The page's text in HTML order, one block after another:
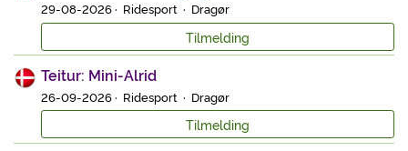
29-08-2026 · Ridesport · Dragør
Tilmelding
Teitur: Mini-Alrid
26-09-2026 · Ridesport · Dragør
Tilmelding